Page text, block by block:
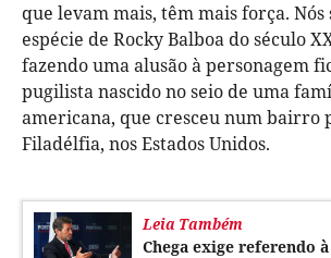
que levam mais, têm mais força. Nós
espécie de Rocky Balboa do século
fazendo uma alusão à personagem
pugilista nascido no seio de uma
americana, que cresceu num bairro
Filadélfia, nos Estados Unidos.
Leia Também
Chega exige referendo